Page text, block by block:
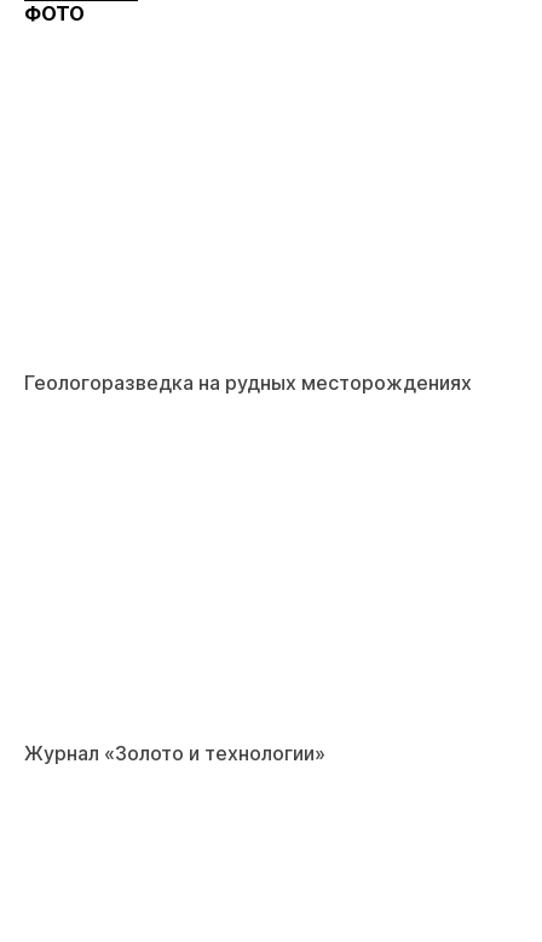
ФОТО
Геологоразведка на рудных месторождениях
Журнал «Золото и технологии»